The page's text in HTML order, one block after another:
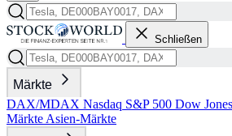
Schließen
Märkte
DAX/MDAX Nasdaq S&P 500 Dow Jones
Märkte Asien-Märkte